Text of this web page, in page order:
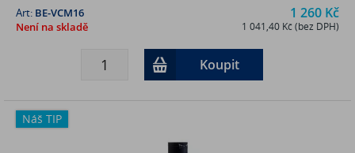
1 260 Kč
1 041,40 Kč (bez DPH)
Art: BE-VCM16
Není na skladě
Koupit
Náš TIP